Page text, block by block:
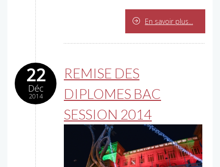
En savoir plus...
22
Déc
2014
REMISE DES
DIPLOMES BAC
SESSION 2014